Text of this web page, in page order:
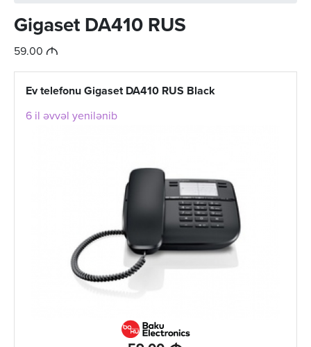
Gigaset DA410 RUS
59.00 M
Ev telefonu Gigaset DA410 RUS Black
6 il əvvəl yenilənib